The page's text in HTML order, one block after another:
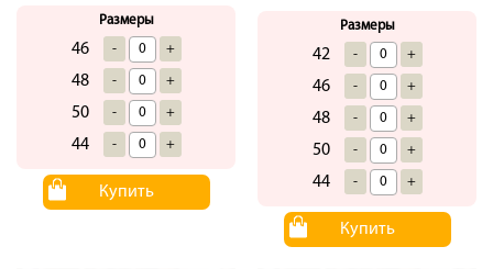
Размеры
46 - +
48 - +
50 - +
44 - +
Купить
Размеры
42 - +
46 - +
48 - +
50 - +
44 - +
Купить